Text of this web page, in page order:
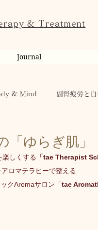
& Treatment
Journal
& Mind 副腎疲労と
ご感想
健康 からだのこと
「ゆらぎ肌
楽しくする 「tae Therapist
ロマテラピーで整える
クAromaサロン「tae